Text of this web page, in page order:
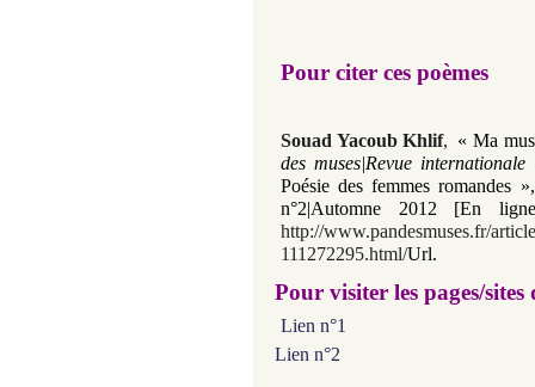
Pour citer ces poèmes
Souad Yacoub Khlif, « Ma
des muses|Revue
Poésie des femmes romandes »,
n°2|Automne 2012 [En
http://www.pandesmuses.fr/
111272295.html/Url.
Pour visiter les pages/
Lien n°1
Lien n°2